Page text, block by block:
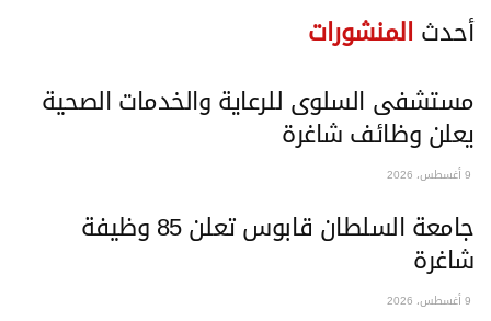
أحدثالمنشورات
مستشفى السلوى للرعاية والخدمات الصحية
يعلن وظائف شاغرة
جامعة السلطان قابوس تعلن 85 وظيفة
شاغرة